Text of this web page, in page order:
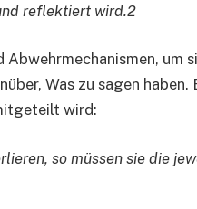
reflektiert wird.2
um
Was zu sagen
wird:
so müssen sie die